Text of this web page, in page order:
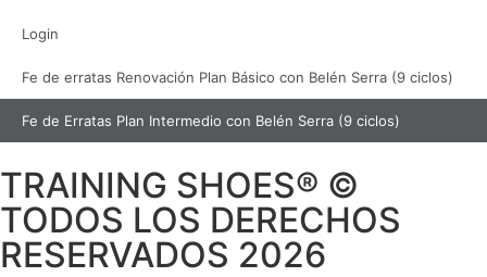
Login
Fe de erratas Renovación Plan Básico con Belén Serra (9 ciclos)
Fe de Erratas Plan Intermedio con Belén Serra (9 ciclos)
TRAINING SHOES® ©
TODOS LOS DERECHOS
RESERVADOS 2026